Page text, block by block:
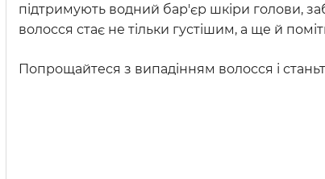
підтримують водний бар'єр шкіри голови,
волосся стає не тільки густішим, а ще й
Попрощайтеся з випадінням волосся і